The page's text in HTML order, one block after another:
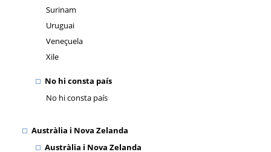
Surinam
Uruguai
Veneçuela
Xile
No hi consta país
No hi consta país
Austràlia i Nova Zelanda
Austràlia i Nova Zelanda